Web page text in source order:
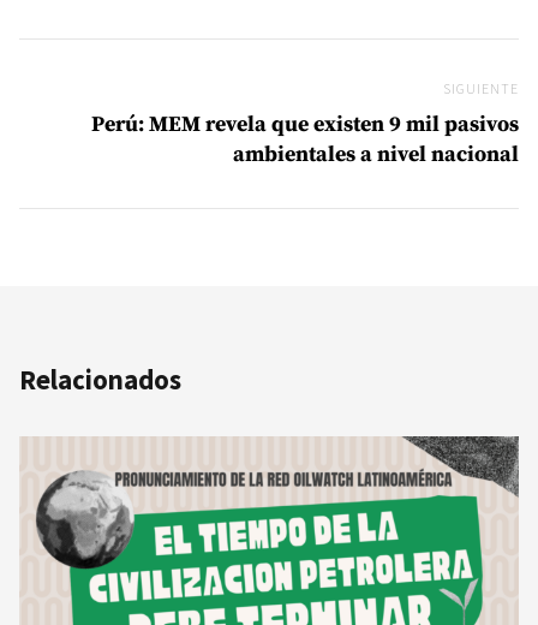
SIGUIENTE
Perú: MEM revela que existen 9 mil pasivos
ambientales a nivel nacional
Relacionados